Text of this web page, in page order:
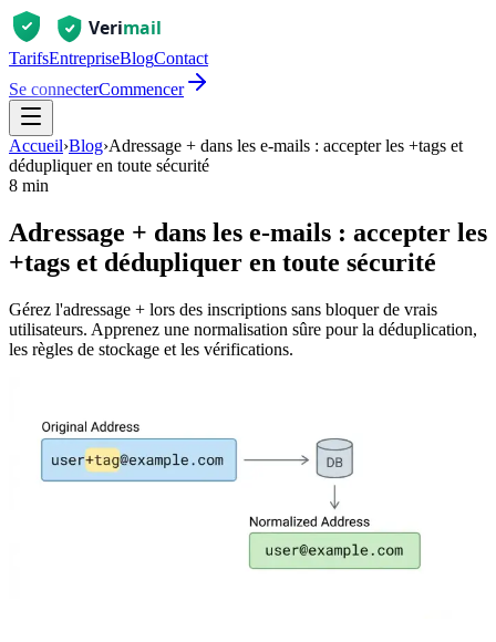
TarifsEntrepriseBlogContact
Se connecterCommencer
Accueil›Blog›Adressage + dans les e-mails : accepter les +tags et
dédupliquer en toute sécurité
8 min
Adressage + dans les e-mails : accepter les
+tags et dédupliquer en toute sécurité
Gérez l'adressage + lors des inscriptions sans bloquer de vrais
utilisateurs. Apprenez une normalisation sûre pour la déduplication,
les règles de stockage et les vérifications.